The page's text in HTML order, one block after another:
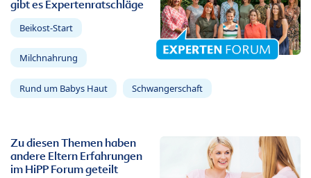
gibt es Expertenratschläge
Beikost-Start
Milchnahrung
Rund um Babys Haut Schwangerschaft
Zu diesen Themen haben
andere Eltern Erfahrungen
im HiPP Forum geteilt